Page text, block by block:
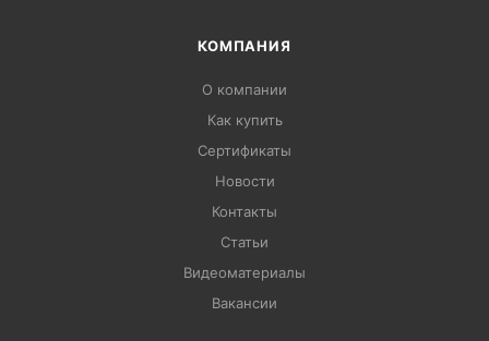
КОМПАНИЯ
О компании
Как купить
Сертификаты
Новости
Контакты
Статьи
Видеоматериалы
Вакансии